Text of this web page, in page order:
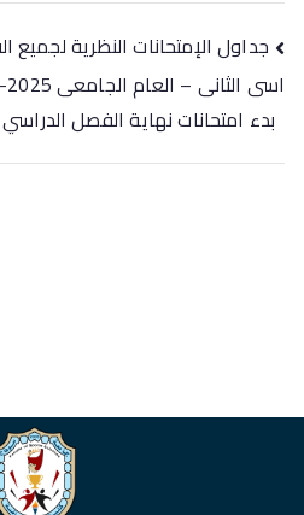
جداول الإمتحانات النظرية لجميع
اسى الثانى – العام الجامعى 2025-2026م
بدء امتحانات نهاية الفصل